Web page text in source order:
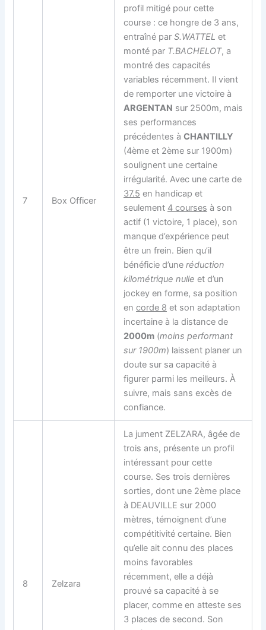
7 Box Officer
profil mitigé pour cette
course : ce hongre de 3 ans,
entraîné parS.WATTEL et
monté par T.BACHELOT, a
montré des capacités
variables récemment. Il vient
de remporter une victoire à
ARGENTAN sur 2500m, mais
ses performances
précédentes àCHANTILLY
(4ème et 2ème sur 1900m)
soulignent une certaine
irrégularité. Avec une carte de
37.5 en handicap et
seulement 4 courses à son
actif (1 victoire, 1 place), son
manque d’expérience peut
être un frein. Bien qu’il
bénéficie d’uneréduction
kilométrique nulle et d’un
jockey en forme, sa position
encorde 8 et son adaptation
incertaine à la distance de
2000m (moins performant
sur 1900m) laissent planer un
doute sur sa capacité à
figurer parmi les meilleurs. À
suivre, mais sans excès de
confiance.
8 Zelzara
La jument ZELZARA, âgée de
trois ans, présente un profil
intéressant pour cette
course. Ses trois dernières
sorties, dont une 2ème place
à DEAUVILLE sur 2000
mètres, témoignent d’une
compétitivité certaine. Bien
qu’elle ait connu des places
moins favorables
récemment, elle a déjà
prouvé sa capacité à se
placer, comme en atteste ses
3 places de second. Son